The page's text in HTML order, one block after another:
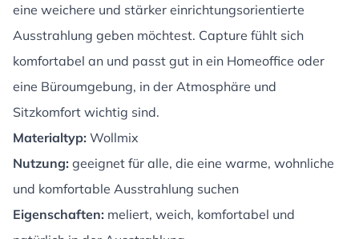
eine weichere und stärker einrichtungsorientierte
Ausstrahlung geben möchtest. Capture fühlt sich
komfortabel an und passt gut in ein Homeoffice oder
eine Büroumgebung, in der Atmosphäre und
Sitzkomfort wichtig sind.
Materialtyp: Wollmix
Nutzung: geeignet für alle, die eine warme, wohnliche
und komfortable Ausstrahlung suchen
Eigenschaften: meliert, weich, komfortabel und